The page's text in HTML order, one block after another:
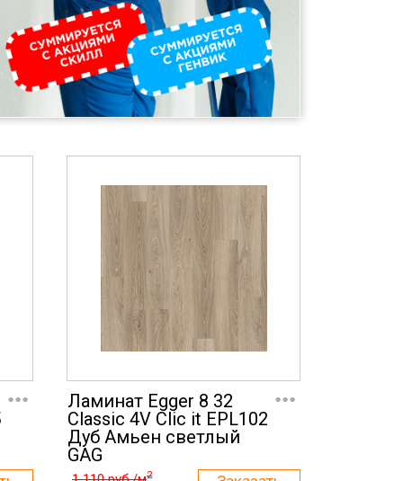
...
Ламинат Egger 8 32
Classic 4V Clic it EPL102
Дуб Амьен светлый
GAG
...
2